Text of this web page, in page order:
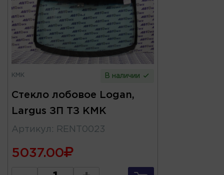
КМК В наличии
Стекло лобовое Logan,
Largus ЗП ТЗ КМК
Артикул : RENT0023
5037.00